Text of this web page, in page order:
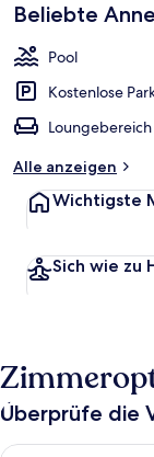
Beliebte
Pool
Kostenlose
Loungebereich
Alle anzeigen
Wichtigste
Sich wie zu
Überprüfe die